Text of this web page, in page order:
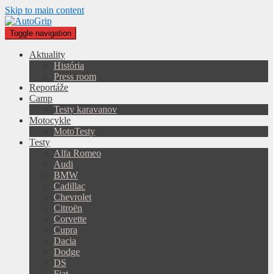
Skip to main content
Toggle navigation
Aktuality
História
Press room
Reportáže
Camp
Testy karavanov
Motocykle
MotoTesty
Testy
Alfa Romeo
Audi
BMW
Cadillac
Chevrolet
Citroën
Corvette
Cupra
Dacia
Dodge
DS